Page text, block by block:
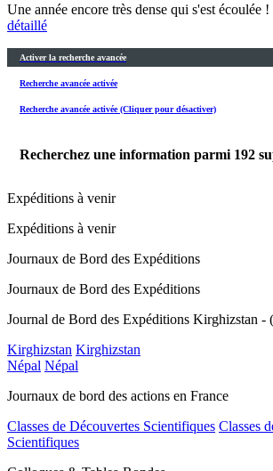
Une année encore très dense qui s'est écoulée !
détaillé
Activer la recherche avancée
Recherche avancée activée
Recherche avancée activée (Cliquer pour désactiver)
Recherchez une information parmi 192
Expéditions à venir
Expéditions à venir
Journaux de Bord des Expéditions
Journaux de Bord des Expéditions
Journal de Bord des Expéditions Kirghizstan -
Kirghizstan Kirghizstan
Népal Népal
Journaux de bord des actions en France
Classes de Découvertes Scientifiques Classes
Scientifiques